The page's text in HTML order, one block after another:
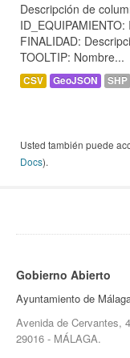
Descripción de
FINALIDAD:
TOOLTIP: Nombre...
CSV GeoJSON SHP
Usted también puede
Docs).
Gobierno Abierto
Ayuntamiento de
Avenida de Cervantes, 4
29016 - MÁLAGA.